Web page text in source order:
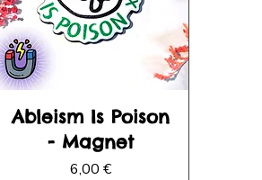
Ableism Is Poison
- Magnet
Preis
6,00 €